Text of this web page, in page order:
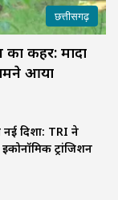
छत्तीसगढ़
कहर: मादा
आया
नई दिशा: TRI ने
ट्रांजिशन